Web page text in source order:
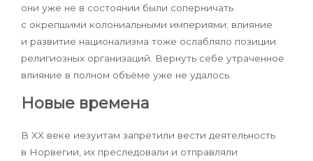
они уже не в состоянии были соперничать
с окрепшими колониальными империями; влияние
и развитие национализма тоже ослабляло позиции
религиозных организаций. Вернуть себе утраченное
влияние в полном объёме уже не удалось.
Новые времена
В XX веке иезуитам запретили вести деятельность
в Норвегии, их преследовали и отправляли